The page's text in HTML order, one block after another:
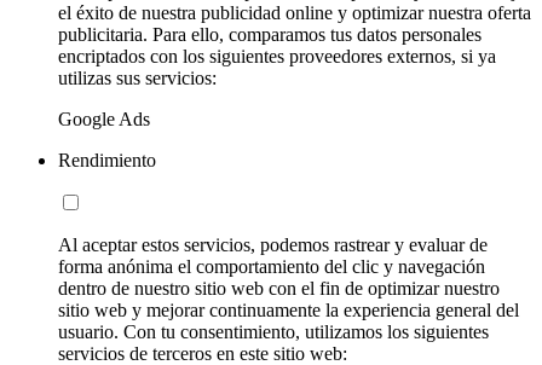
el éxito de nuestra publicidad online y optimizar nuestra oferta
publicitaria. Para ello, comparamos tus datos personales
encriptados con los siguientes proveedores externos, si ya
utilizas sus servicios:
Google Ads
Rendimiento
Al aceptar estos servicios, podemos rastrear y evaluar de
forma anónima el comportamiento del clic y navegación
dentro de nuestro sitio web con el fin de optimizar nuestro
sitio web y mejorar continuamente la experiencia general del
usuario. Con tu consentimiento, utilizamos los siguientes
servicios de terceros en este sitio web: